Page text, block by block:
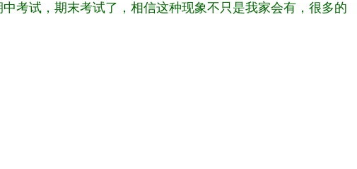
考试，期末考试了，相信这种现象不只是我家会有，很多的